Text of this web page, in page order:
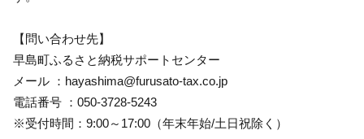
【問い合わせ先】
早島町ふるさと納税サポートセンター
メール ：hayashima@furusato-tax.co.jp
電話番号 ：050-3728-5243
※受付時間：9:00～17:00（年末年始/土日祝除く）